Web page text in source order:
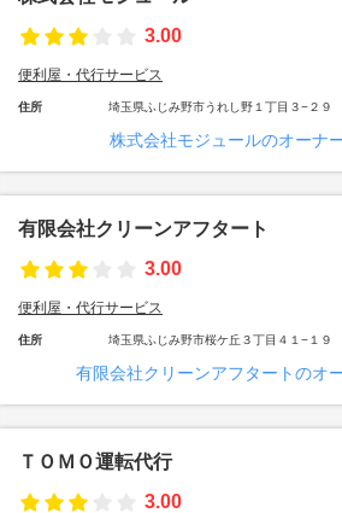
3.00
便利屋・代行サービス
住所 埼玉県ふじみ野市うれし野１丁目３−２９
株式会社モジュールのオーナ
有限会社クリーンアフタート
3.00
便利屋・代行サービス
住所 埼玉県ふじみ野市桜ケ丘３丁目４１−１９
有限会社クリーンアフタートのオ
ＴＯＭＯ運転代行
3.00